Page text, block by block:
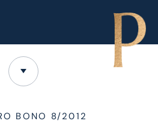
BONO 8/2012